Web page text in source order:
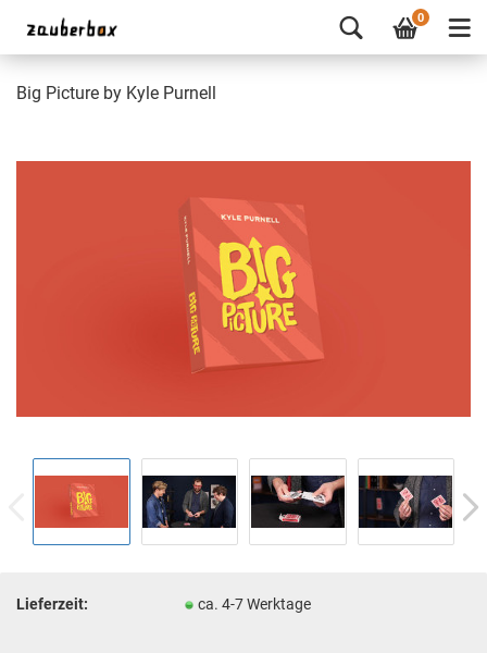
0
Big Picture by Kyle Purnell
Lieferzeit: ca. 4-7 Werktage